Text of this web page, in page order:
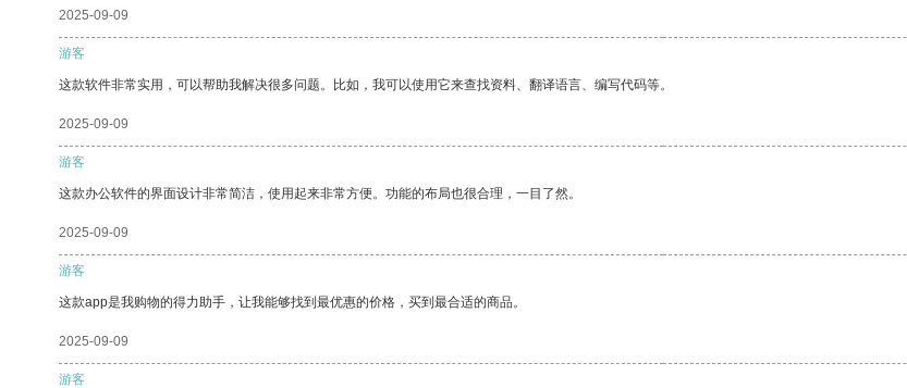
2025-09-09
游客
这款软件非常实用，可以帮助我解决很多问题。比如，我可以使用它来查找资料、翻译语言、编写代码等。
2025-09-09
游客
这款办公软件的界面设计非常简洁，使用起来非常方便。功能的布局也很合理，一目了然。
2025-09-09
游客
这款app是我购物的得力助手，让我能够找到最优惠的价格，买到最合适的商品。
2025-09-09
游客